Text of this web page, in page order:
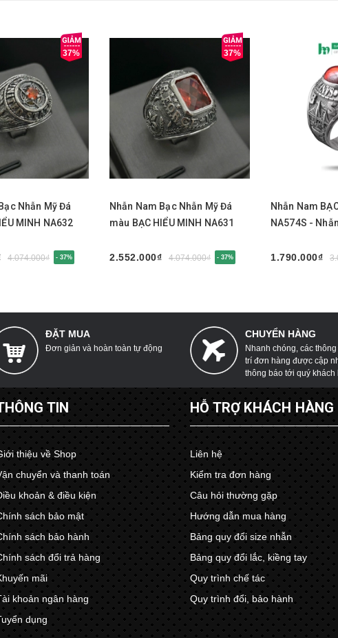
37%
Nhẫn Mỹ Đá
MINH NA632
4.074.000₫ - 37%
37%
Nhẫn Nam Bạc Nhẫn Mỹ Đá
màu BẠC HIỂU MINH NA631
2.552.000₫ 4.074.000₫ - 37%
Nhẫn Nam
NA574S -
1.790.000₫
ĐẶT MUA
Đơn giản và hoàn toàn tự động
CHUYỂN HÀNG
Nhanh chóng, các thông
trí đơn hàng được cập
thông báo tới quý khách
TIN
thiệu về Shop
chuyển và thanh toán
khoản & điều kiện
sách bảo mật
sách bảo hành
sách đổi trả hàng
mãi
khoản ngân hàng
dụng
HỖ TRỢ KHÁCH HÀNG
Liên hệ
Kiểm tra đơn hàng
Câu hỏi thường gặp
Hướng dẫn mua hàng
Bảng quy đổi size nhẫn
Bảng quy đổi lắc, kiềng tay
Quy trình chế tác
Quy trình đổi, bảo hành